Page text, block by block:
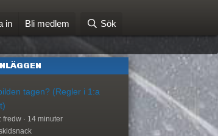
in Bli medlem Sök
tagen? (Regler i 1:a
fredw
14 minuter